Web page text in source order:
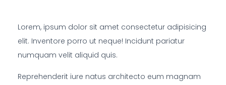
Lorem, ipsum dolor sit amet consectetur adipisicing
elit. Inventore porro ut neque! Incidunt pariatur
numquam velit aliquid quis.
Reprehenderit iure natus architecto eum magnam